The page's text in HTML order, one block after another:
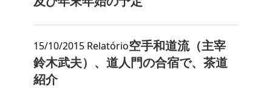
15/10/2015 Relatório空手和道流（主宰
鈴木武夫）、道人門の合宿で、茶道
紹介